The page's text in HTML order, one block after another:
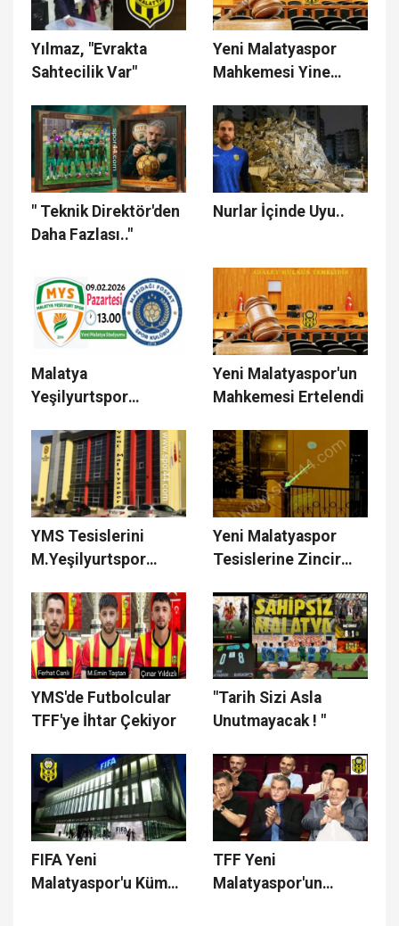
Yılmaz, "Evrakta
Sahtecilik Var"
Yeni Malatyaspor
Mahkemesi Yine
" Teknik Direktör'den
Daha Fazlası.."
Nurlar İçinde Uyu..
Malatya
Yeşilyurtspor
Misafir Edecek
Yeni Malatyaspor'un
Mahkemesi Ertelendi
YMS Tesislerini
M.Yeşilyurtspor
Yeni Malatyaspor
Tesislerine Zincir
YMS'de Futbolcular
TFF'ye İhtar Çekiyor
"Tarih Sizi Asla
Unutmayacak ! "
FIFA Yeni
Malatyaspor'u Küme
TFF Yeni
Malatyaspor'un